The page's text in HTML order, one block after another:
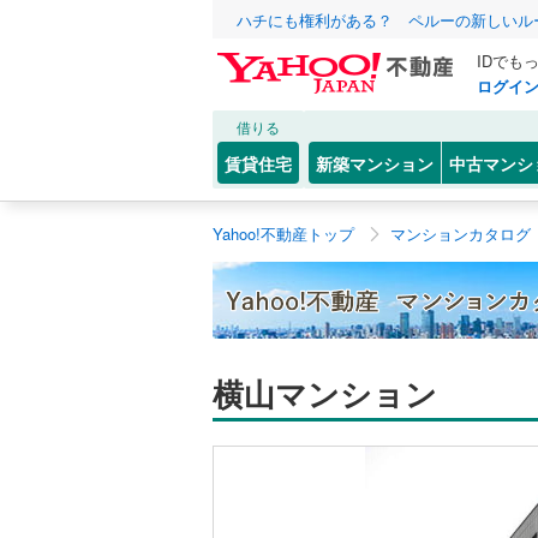
ハチにも権利がある？ ペルーの新しいル
IDでも
ログイン
借りる
賃貸住宅 新築マンション 中古マンシ
Yahoo!不動産トップ マンションカタログ
横山マンション